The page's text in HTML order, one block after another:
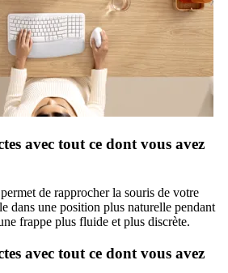
avec tout ce dont vous avez
de rapprocher la souris de votre
dans une position plus naturelle pendant
frappe plus fluide et plus discrète.
avec tout ce dont vous avez